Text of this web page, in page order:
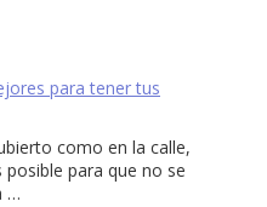
para tener tus
como en la calle,
para que no se
…